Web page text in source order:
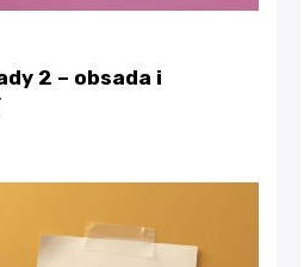
2 – obsada i